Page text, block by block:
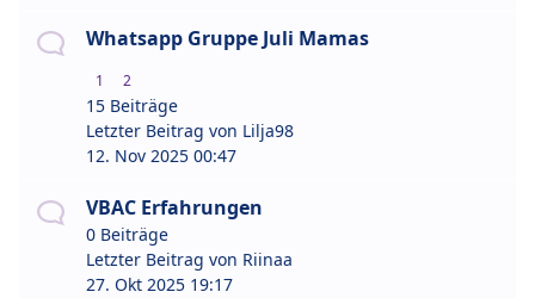
Whatsapp Gruppe Juli Mamas
1 2
15 Beiträge
Letzter Beitrag von Lilja98
12. Nov 2025 00:47
VBAC Erfahrungen
0 Beiträge
Letzter Beitrag von Riinaa
27. Okt 2025 19:17